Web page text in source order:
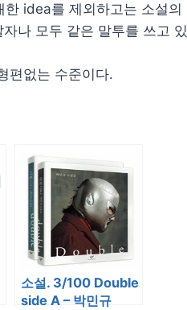
idea를 제외하고는 소설의
나 모두 같은 말투를 쓰고 있
편없는 수준이다.
소설. 3/100 Double
side A – 박민규